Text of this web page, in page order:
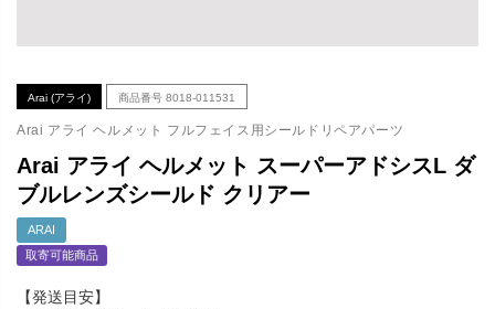
Arai (アライ) 商品番号 8018-011531
Arai アライ ヘルメット フルフェイス用シールドリペアパーツ
Arai アライ ヘルメット スーパーアドシスL ダ
ブルレンズシールド クリアー
ARAI
取寄可能商品
【発送目安】